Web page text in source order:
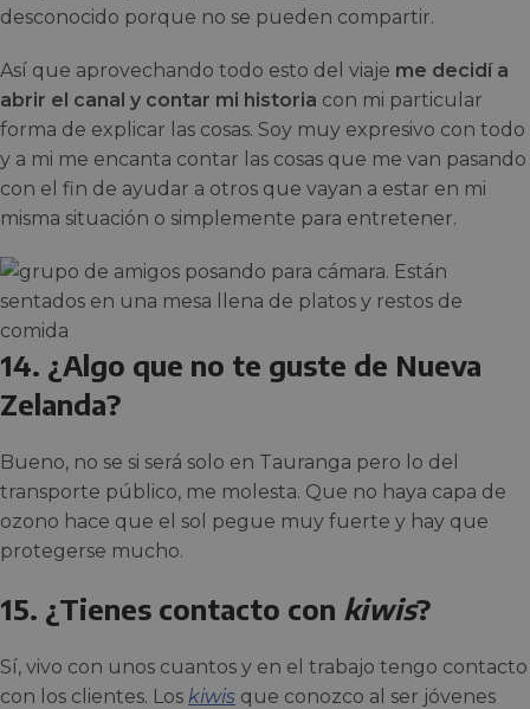
desconocido porque no se pueden compartir.
Así que aprovechando todo esto del viaje me decidí a
abrir el canal y contar mi historia con mi particular
forma de explicar las cosas. Soy muy expresivo con todo
y a mi me encanta contar las cosas que me van pasando
con el fin de ayudar a otros que vayan a estar en mi
misma situación o simplemente para entretener.
14. ¿Algo que no te guste de Nueva
Zelanda?
Bueno, no se si será solo en Tauranga pero lo del
transporte público, me molesta. Que no haya capa de
ozono hace que el sol pegue muy fuerte y hay que
protegerse mucho.
15. ¿Tienes contacto con kiwis?
Sí, vivo con unos cuantos y en el trabajo tengo contacto
con los clientes. Los kiwis que conozco al ser jóvenes